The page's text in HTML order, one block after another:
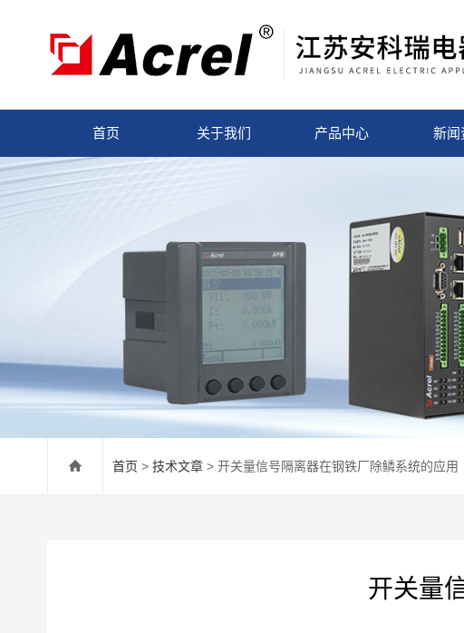
首页 关于我们 产品中心 新闻
首页 > 技术文章 > 开关量信号隔离器在钢铁厂除鳞系统的应用
开关量